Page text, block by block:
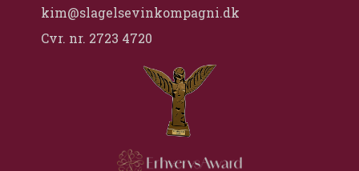
kim@slagelsevinkompagni.dk
Cvr. nr. 2723 4720